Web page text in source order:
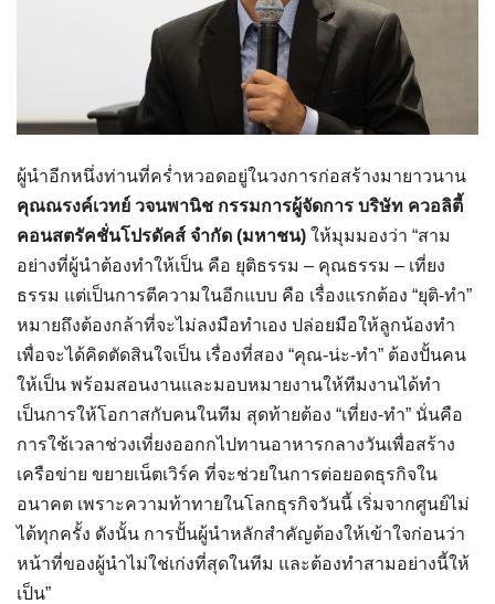
ผู้นำอีกหนึ่งท่านที่คร่ำหวอดอยู่ในวงการก่อสร้างมายาวนาน
คุณณรงค์เวทย์ วจนพานิช กรรมการผู้จัดการ บริษัท ควอลิตี้
คอนสตรัคชั่นโปรดัคส์ จำกัด (มหาชน) ให้มุมมองว่า “สาม
อย่างที่ผู้นำต้องทำให้เป็น คือ ยุติธรรม – คุณธรรม – เที่ยง
ธรรม แต่เป็นการตีความในอีกแบบ คือ เรื่องแรกต้อง “ยุติ-ทำ”
หมายถึงต้องกล้าที่จะไม่ลงมือทำเอง ปล่อยมือให้ลูกน้องทำ
เพื่อจะได้คิดตัดสินใจเป็น เรื่องที่สอง “คุณ-น่ะ-ทำ” ต้องปั้นคน
ให้เป็น พร้อมสอนงานและมอบหมายงานให้ทีมงานได้ทำ
เป็นการให้โอกาสกับคนในทีม สุดท้ายต้อง “เที่ยง-ทำ” นั่นคือ
การใช้เวลาช่วงเที่ยงออกกไปทานอาหารกลางวันเพื่อสร้าง
เครือข่าย ขยายเน็ตเวิร์ค ที่จะช่วยในการต่อยอดธุรกิจใน
อนาคต เพราะความท้าทายในโลกธุรกิจวันนี้ เริ่มจากศูนย์ไม่
ได้ทุกครั้ง ดังนั้น การปั้นผู้นำหลักสำคัญต้องให้เข้าใจก่อนว่า
หน้าที่ของผู้นำไม่ใช่เก่งที่สุดในทีม และต้องทำสามอย่างนี้ให้
เป็น”